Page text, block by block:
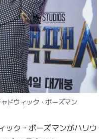
ャドウィック・ボーズマン
ック・ボーズマンがハリウ